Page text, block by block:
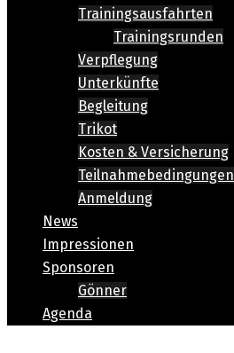
Trainingsausfahrten
Trainingsrunden
Verpflegung
Unterkünfte
Begleitung
Trikot
Kosten & Versicherung
Teilnahmebedingungen
Anmeldung
News
Impressionen
Sponsoren
Gönner
Agenda